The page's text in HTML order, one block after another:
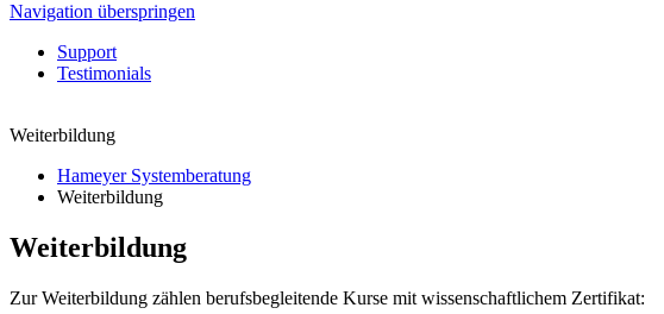
Navigation überspringen
Support
Testimonials
Weiterbildung
Hameyer Systemberatung
Weiterbildung
Weiterbildung
Zur Weiterbildung zählen berufsbegleitende Kurse mit wissenschaftlichem Zertifikat: